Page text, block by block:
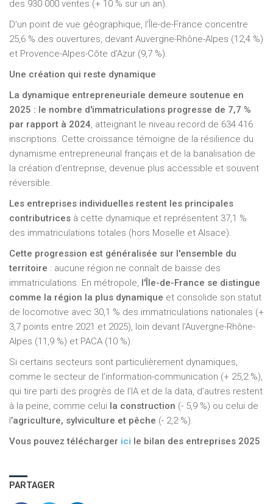
des 930 000 ventes (+ 10 % sur un an).
D'un point de vue géographique, l'Île-de-France concentre
25,6 % des ouvertures, devant Auvergne-Rhône-Alpes (12,4 %)
et Provence-Alpes-Côte d'Azur (9,7 %).
Une création qui reste dynamique
La dynamique entrepreneuriale demeure soutenue en
2025 : le nombre d'immatriculations progresse de 7,7 %
par rapport à 2024, atteignant le niveau record de 634 416
inscriptions. Cette croissance témoigne de la résilience du
dynamisme entrepreneurial français et de la banalisation de
la création d'entreprise, devenue plus accessible et souvent
réversible.
Les entreprises individuelles restent les principales
contributrices à cette dynamique et représentent 37,1 %
des immatriculations totales (hors Moselle et Alsace).
Cette progression est généralisée sur l'ensemble du
territoire : aucune région ne connaît de baisse des
immatriculations. En métropole, l'Île-de-France se distingue
comme la région la plus dynamique et consolide son statut
de locomotive avec 30,1 % des immatriculations nationales (+
3,7 points entre 2021 et 2025), loin devant l'Auvergne-Rhône-
Alpes (11,9 %) et PACA (10 %).
Si certains secteurs sont particulièrement dynamiques,
comme le secteur de l’information-communication (+ 25,2 %),
qui tire parti des progrès de l’IA et de la data, d’autres restent
à la peine, comme celui la construction (- 5,9 %) ou celui de
l’agriculture, sylviculture et pêche (- 2,2 %).
Vous pouvez télécharger ici le bilan des entreprises 2025
PARTAGER